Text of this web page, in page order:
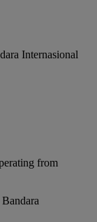
Internasional
from